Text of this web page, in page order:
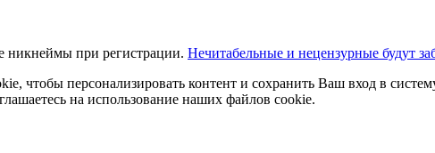
никнеймы при регистрации. Нечитабельные и нецензурные будут
чтобы персонализировать контент и сохранить Ваш вход в
на использование наших файлов cookie.